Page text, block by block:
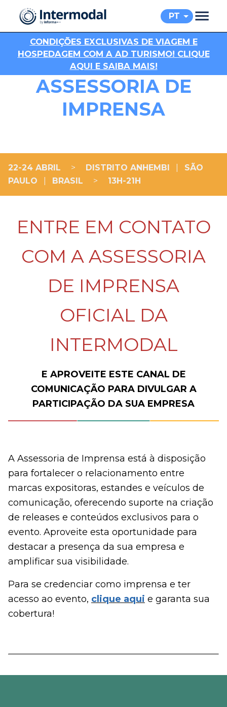
PT
CONDIÇÕES EXCLUSIVAS DE VIAGEM E
HOSPEDAGEM COM A AD TURISMO! CLIQUE
AQUI E SAIBA MAIS!
ASSESSORIA DE
IMPRENSA
22-24 ABRIL > DISTRITO ANHEMBI
SÃO
PAULO
BRASIL > 13H-21H
ENTRE EM CONTATO
COM A ASSESSORIA
DE IMPRENSA
OFICIAL DA
INTERMODAL
E APROVEITE ESTE CANAL DE
COMUNICAÇÃO PARA DIVULGAR A
PARTICIPAÇÃO DA SUA EMPRESA
A Assessoria de Imprensa está à disposição
para fortalecer o relacionamento entre
marcas expositoras, estandes e veículos de
comunicação, oferecendo suporte na criação
de releases e conteúdos exclusivos para o
evento. Aproveite esta oportunidade para
destacar a presença da sua empresa e
amplificar sua visibilidade.
Para se credenciar como imprensa e ter
acesso ao evento, clique aqui e garanta sua
cobertura!